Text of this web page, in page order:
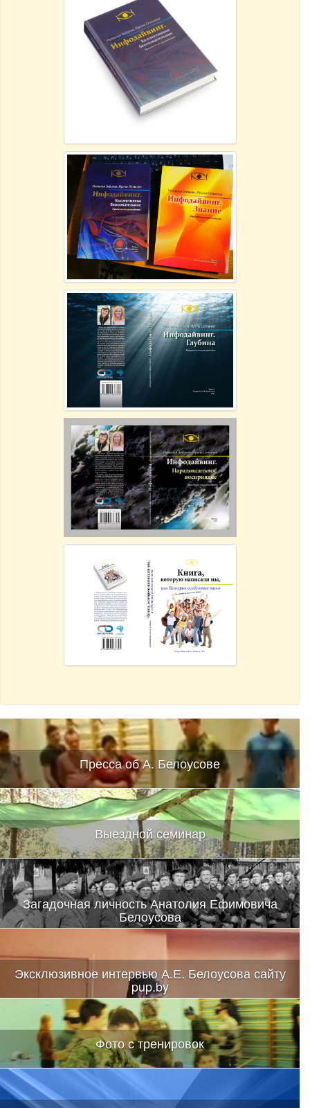
Пресса об А. Белоусове
Выездной семинар
Загадочная личность Анатолия Ефимовича
Белоусова
Эксклюзивное интервью А.Е. Белоусова сайту
pup.by
Фото c тренировок